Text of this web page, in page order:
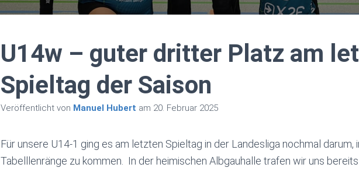
U14w – guter dritter Platz am
Spieltag der Saison
Veröffentlicht von Manuel Hubert am 20. Februar 2025
Für unsere U14-1 ging es am letzten Spieltag in der Landesliga nochmal darum,
Tabelllenränge zu kommen. In der heimischen Albgauhalle trafen wir uns